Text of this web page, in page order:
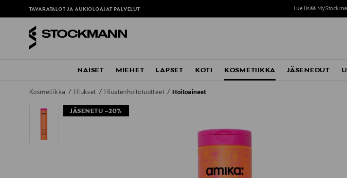
TAVARATALOT JA AUKIOLOAJAT PALVELUT Lue lisää
NAISET MIEHET LAPSET KOTI KOSMETIIKKA JÄSENEDUT
Kosmetiikka Hiukset Hiustenhoitotuotteet Hoitoaineet
JÄSENETU –20%